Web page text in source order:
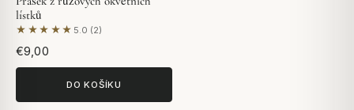
lístků
★★★★★ 5.0 (2)
Na základě 2 hodnocení
€9,00
DO KOŠÍKU